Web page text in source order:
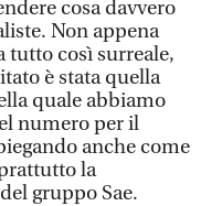
cosa davvero
Non appena
tutto così surreale,
è stata quella
quale abbiamo
numero per il
anche come
la
gruppo Sae.